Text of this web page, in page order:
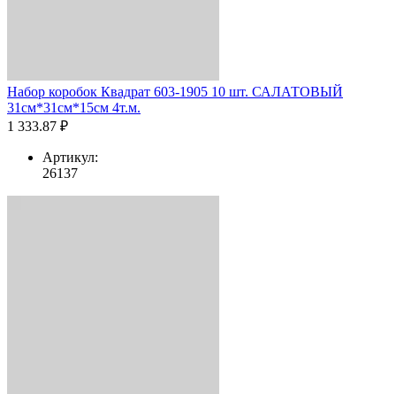
Набор коробок Квадрат 603-1905 10 шт. САЛАТОВЫЙ
31см*31см*15см 4т.м.
1 333.87 ₽
Артикул:
26137